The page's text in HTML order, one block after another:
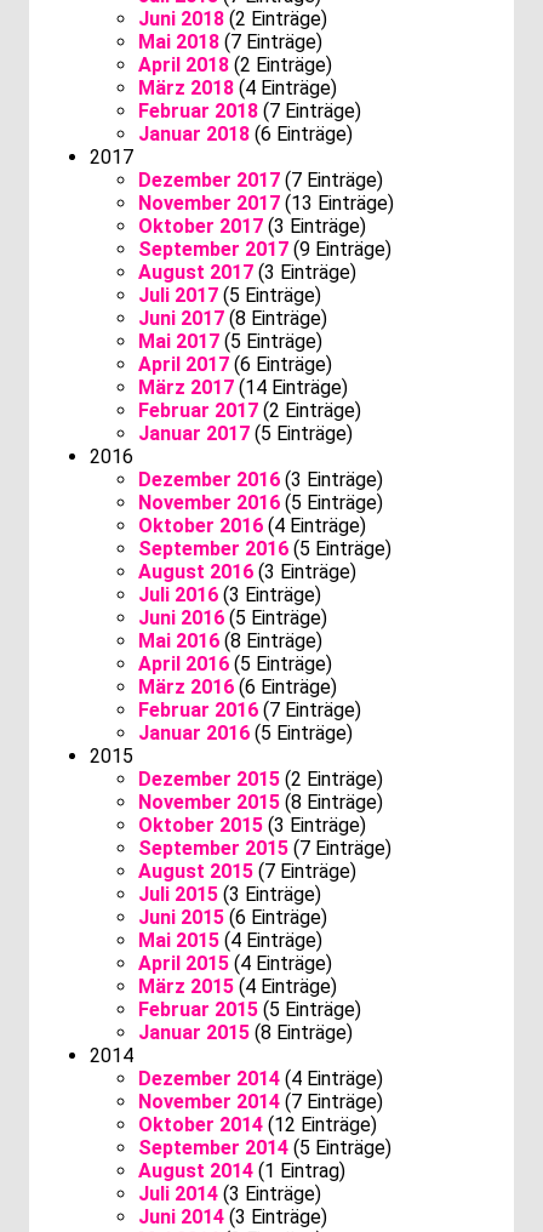
Juni 2018 (2 Einträge)
Mai 2018 (7 Einträge)
April 2018 (2 Einträge)
März 2018 (4 Einträge)
Februar 2018 (7 Einträge)
Januar 2018 (6 Einträge)
2017
Dezember 2017 (7 Einträge)
November 2017 (13 Einträge)
Oktober 2017 (3 Einträge)
September 2017 (9 Einträge)
August 2017 (3 Einträge)
Juli 2017 (5 Einträge)
Juni 2017 (8 Einträge)
Mai 2017 (5 Einträge)
April 2017 (6 Einträge)
März 2017 (14 Einträge)
Februar 2017 (2 Einträge)
Januar 2017 (5 Einträge)
2016
Dezember 2016 (3 Einträge)
November 2016 (5 Einträge)
Oktober 2016 (4 Einträge)
September 2016 (5 Einträge)
August 2016 (3 Einträge)
Juli 2016 (3 Einträge)
Juni 2016 (5 Einträge)
Mai 2016 (8 Einträge)
April 2016 (5 Einträge)
März 2016 (6 Einträge)
Februar 2016 (7 Einträge)
Januar 2016 (5 Einträge)
2015
Dezember 2015 (2 Einträge)
November 2015 (8 Einträge)
Oktober 2015 (3 Einträge)
September 2015 (7 Einträge)
August 2015 (7 Einträge)
Juli 2015 (3 Einträge)
Juni 2015 (6 Einträge)
Mai 2015 (4 Einträge)
April 2015 (4 Einträge)
März 2015 (4 Einträge)
Februar 2015 (5 Einträge)
Januar 2015 (8 Einträge)
2014
Dezember 2014 (4 Einträge)
November 2014 (7 Einträge)
Oktober 2014 (12 Einträge)
September 2014 (5 Einträge)
August 2014 (1 Eintrag)
Juli 2014 (3 Einträge)
Juni 2014 (3 Einträge)